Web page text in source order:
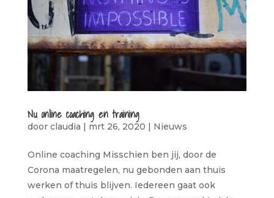
Nu online coaching en training
door claudia | mrt 26, 2020 | Nieuws
Online coaching Misschien ben jij, door de
Corona maatregelen, nu gebonden aan thuis
werken of thuis blijven. Iedereen gaat ook